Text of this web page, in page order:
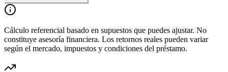
Cálculo referencial basado en supuestos que puedes ajustar. No
constituye asesoría financiera. Los retornos reales pueden variar
según el mercado, impuestos y condiciones del préstamo.